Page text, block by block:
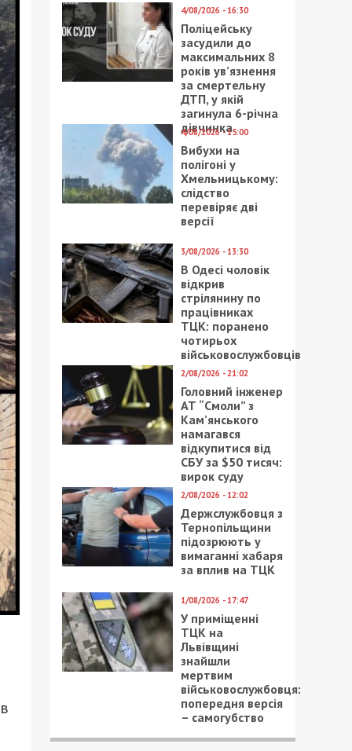
4/08/2026 - 16:30
Поліцейську
засудили до
максимальних 8
років ув’язнення
за смертельну
ДТП, у якій
загинула 6-річна
дівчинка
4/08/2026 - 15:00
Вибухи на
полігоні у
Хмельницькому:
слідство
перевіряє дві
версії
3/08/2026 - 13:30
В Одесі чоловік
відкрив
стрілянину по
працівниках
ТЦК: поранено
чотирьох
військовослужбовців
2/08/2026 - 21:02
Головний інженер
АТ “Смоли” з
Кам’янського
намагався
відкупитися від
СБУ за $50 тисяч:
вирок суду
2/08/2026 - 12:02
Держслужбовця з
Тернопільщини
підозрюють у
вимаганні хабаря
за вплив на ТЦК
1/08/2026 - 17:47
У приміщенні
ТЦК на
Львівщині
знайшли
мертвим
військовослужбовця:
попередня версія
– самогубство